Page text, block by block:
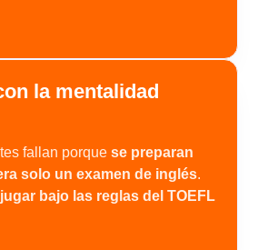
la mentalidad
fallan porquese preparan
solo un examen de inglés.
jugar bajo las reglas del TOEFL